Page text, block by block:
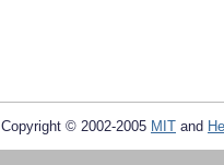
Copyright © 2002-2005 MIT and